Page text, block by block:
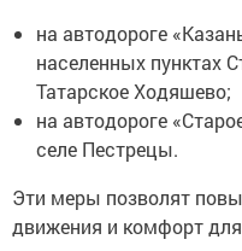
на автодороге
населенных пунктах
Татарское Ходяшево;
на автодороге
селе Пестрецы.
Эти меры позволят
движения и комфорт